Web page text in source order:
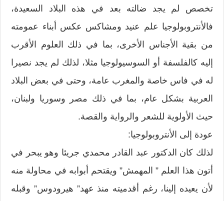
تخصص لم يجد ضالته بعد في هذه البلاد السعيدة،
فالأنتروبولوجيا علم عنيد ومشاكس عكس أبناء عمومته
من بقية الأجناس الأخرى، بما في ذلك العلوم الأقرب
إليه كالفلسفة أو السوسيولوجيا مثلا، لذلك لم يجد نصيرا
له في فاس خاصة والمغرب عامة، وحتى في بعض البلاد
العربية بشكل عام، بما في ذلك مصر وسوريا ولبنان،
حيث الأولوية للشعر والرواية والقصة.
عودة إلى الأنتروبولوجيا:
لذلك كان الدكتور عبد القادر محمدي جريئا وهو يبحر في
أتون هذا العلم ” المهمش” ويقتحم أبوابه في محاولة منه
لأن يعيده إلينا، رغم أقدميته منذ عهد” هيرودوس” وقبله